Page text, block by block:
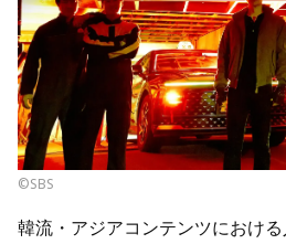
©SBS
韓流・アジアコンテンツにおけ